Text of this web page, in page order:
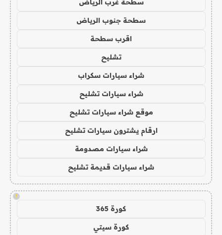
سطحة غرب الرياض
سطحة جنوب الرياض
اقرب سطحة
تشليح
شراء سيارات سكراب
شراء سيارات تشليح
موقع شراء سيارات تشليح
ارقام يشترون سيارات تشليح
شراء سيارات مصدومة
شراء سيارات قديمة تشليح
!
كورة 365
كورة سيتي